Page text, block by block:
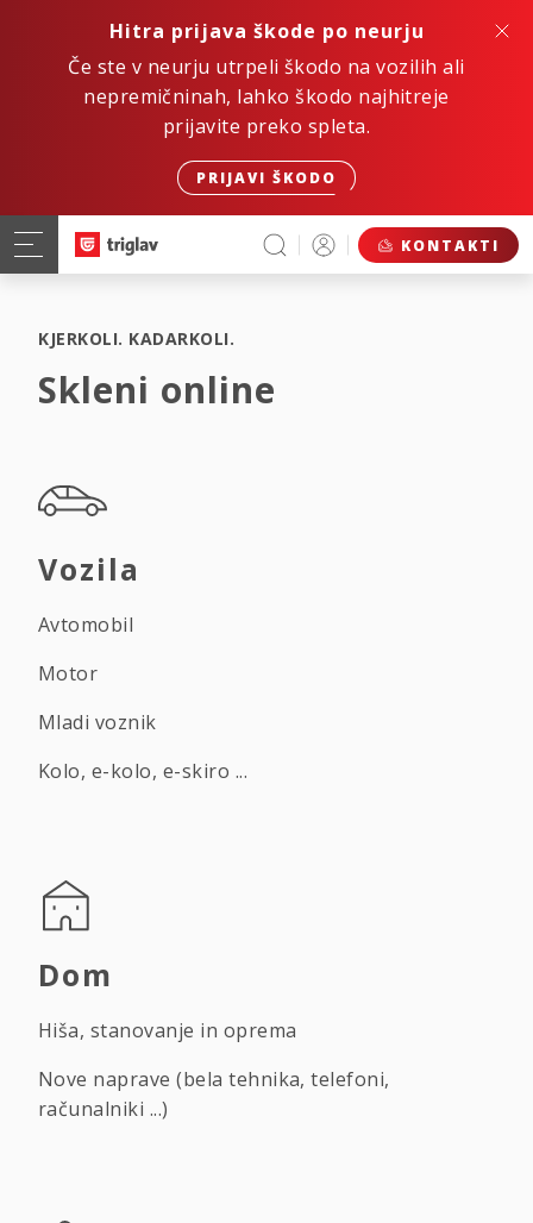
Hitra prijava škode po neurju
Če ste v neurju utrpeli škodo na vozilih ali
nepremičninah, lahko škodo najhitreje
prijavite preko spleta.
PRIJAVI ŠKODO
KONTAKTI
KJERKOLI. KADARKOLI.
Skleni online
Vozila
Avtomobil
Motor
Mladi voznik
Kolo, e-kolo, e-skiro ...
Dom
Hiša, stanovanje in oprema
Nove naprave (bela tehnika, telefoni,
računalniki ...)